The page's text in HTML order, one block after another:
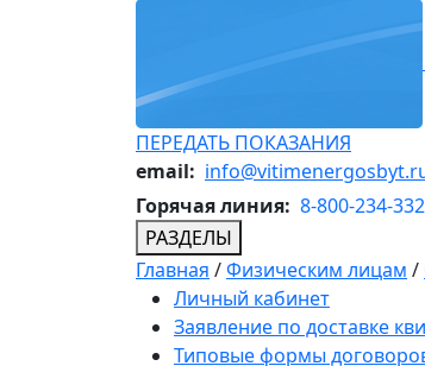
ПЕРЕДАТЬ ПОКАЗАНИЯ
email:
Горячая линия: 8-800-234-
РАЗДЕЛЫ
Главная /Физическим лицам /
Личный кабинет
Заявление по доставке
Типовые формы